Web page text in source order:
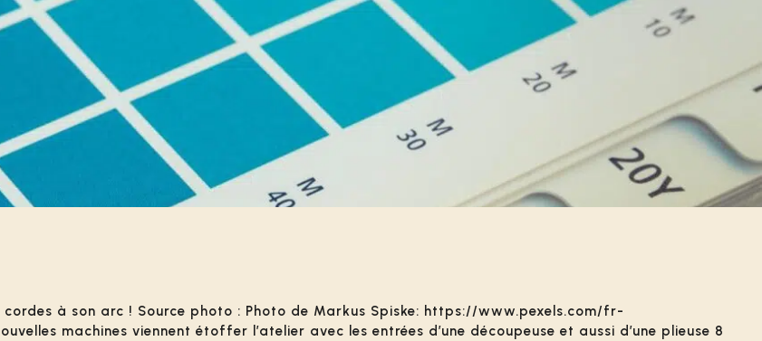
cordes à son arc ! Source photo : Photo de Markus Spiske: https://www.pexels.com/fr-
machines viennent étoffer l’atelier avec les entrées d’une découpeuse et aussi d’une plieuse 8